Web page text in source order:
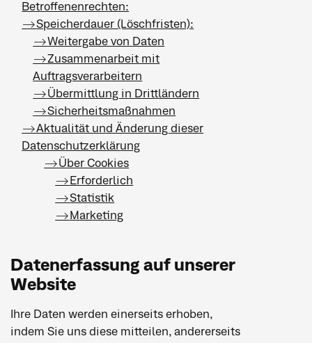
Betroffenenrechten:
Speicherdauer (Löschfristen):
Weitergabe von Daten
Zusammenarbeit mit
Auftragsverarbeitern
Übermittlung in Drittländern
Sicherheitsmaßnahmen
Aktualität und Änderung dieser
Datenschutzerklärung
Über Cookies
Erforderlich
Statistik
Marketing
Datenerfassung auf unserer
Website
Ihre Daten werden einerseits erhoben,
indem Sie uns diese mitteilen, andererseits